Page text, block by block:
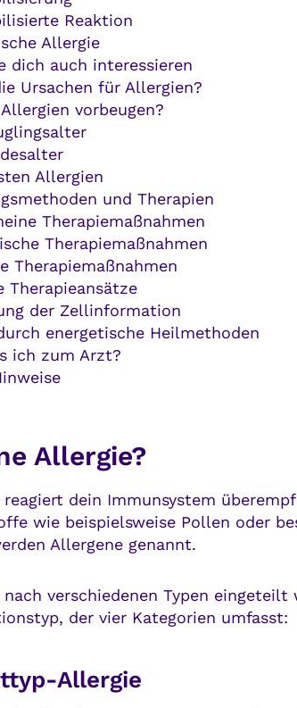
Reaktion
Allergie
dich auch interessieren
Ursachen für Allergien?
vorbeugen?
Allergien
und Therapien
Therapiemaßnahmen
Therapiemaßnahmen
Therapiemaßnahmen
Therapieansätze
der Zellinformation
energetische Heilmethoden
ich zum Arzt?
Allergie?
reagiert dein Immunsystem
wie beispielsweise Pollen oder
Allergene genannt.
verschiedenen Typen
der vier Kategorien umfasst:
Allergie